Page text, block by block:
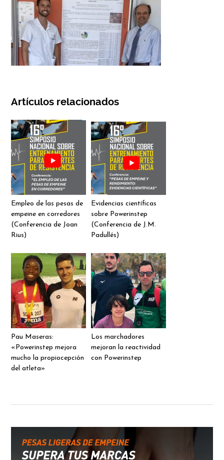
Artículos relacionados
Empleo de las pesas de
empeine en corredores
(Conferencia de Joan
Rius)
Evidencias científicas
sobre Powerinstep
(Conferencia de J.M.
Padullés)
Pau Maseras:
«Powerinstep mejora
mucho la propiocepción
del atleta»
Los marchadores
mejoran la reactividad
con Powerinstep